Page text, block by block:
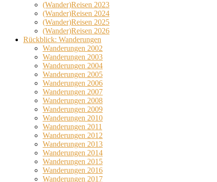
(Wander)Reisen 2023
(Wander)Reisen 2024
(Wander)Reisen 2025
(Wander)Reisen 2026
Rückblick: Wanderungen
Wanderungen 2002
Wanderungen 2003
Wanderungen 2004
Wanderungen 2005
Wanderungen 2006
Wanderungen 2007
Wanderungen 2008
Wanderungen 2009
Wanderungen 2010
Wanderungen 2011
Wanderungen 2012
Wanderungen 2013
Wanderungen 2014
Wanderungen 2015
Wanderungen 2016
Wanderungen 2017